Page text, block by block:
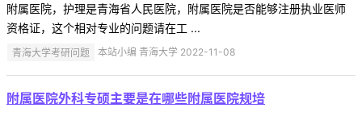
附属医院，护理是青海省人民医院，附属医院是否能够注册执业医师
资格证，这个相对专业的问题请在工 ...
青海大学考研问题 本站小编 青海大学 2022-11-08
附属医院外科专硕主要是在哪些附属医院规培